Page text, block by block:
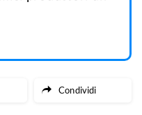
Condividi